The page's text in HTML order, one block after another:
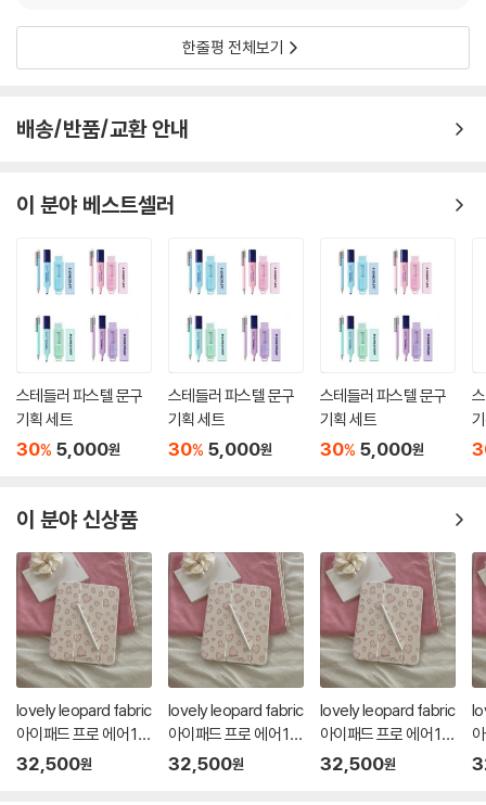
한줄평 전체보기
배송/반품/교환 안내
이 분야 베스트셀러
스테들러 파스텔 문구
기획 세트
30% 5,000원
스테들러 파스텔 문구
기획 세트
30% 5,000원
스테들러 파스텔 문구
기획 세트
30% 5,000원
이 분야 신상품
lovely leopard fabric
아이패드 프로 에어 13
11 투명 분리 커버 케이
32,500원
lovely leopard fabric
아이패드 프로 에어 13
11 투명 분리 커버 케이
32,500원
lovely leopard fabric
아이패드 프로 에어 13
11 투명 분리 커버 케이
32,500원